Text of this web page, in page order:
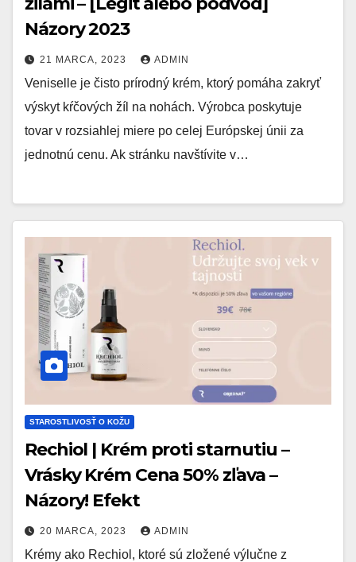
Názory 2023
21 MARCA, 2023 ADMIN
Veniselle je čisto prírodný krém, ktorý pomáha zakryť
výskyt kŕčových žíl na nohách. Výrobca poskytuje
tovar v rozsiahlej miere po celej Európskej únii za
jednotnú cenu. Ak stránku navštívite v…
STAROSTLIVOSŤ O KOŽU
Rechiol | Krém proti starnutiu –
Vrásky Krém Cena 50% zľava –
Názory! Efekt
20 MARCA, 2023 ADMIN
Krémy ako Rechiol, ktoré sú zložené výlučne z